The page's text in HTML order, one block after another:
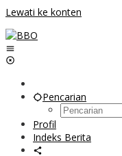
Lewati ke konten
Pencarian
Profil
Indeks Berita